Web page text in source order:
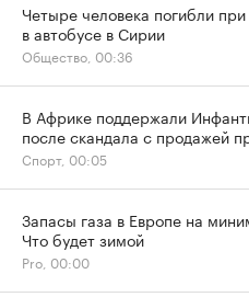
Четыре человека погибли
в автобусе в Сирии
Общество, 00:36
В Африке поддержали
после скандала с продажей
Спорт, 00:05
Запасы газа в Европе на
Что будет зимой
Pro, 00:00